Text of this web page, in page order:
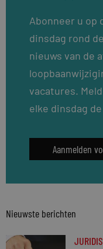
Abonneer u op
dinsdag rond
nieuws van de
vacatures.
elke dinsdag
Aanmelden
Nieuwste berichten